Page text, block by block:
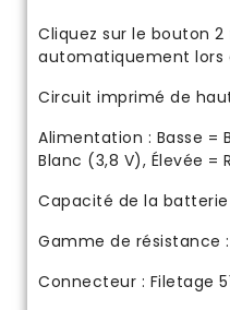
Cliquez sur le bouton
automatiquement lors
Circuit imprimé de
Alimentation : Basse =
Blanc (3,8 V), Élevée =
Capacité de la batterie
Gamme de résistance :
Connecteur : Filetage